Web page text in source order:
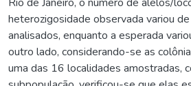
heterozigosidade observada variou
analisados, enquanto a esperada
outro lado, considerando-se as
uma das 16 localidades amostradas,